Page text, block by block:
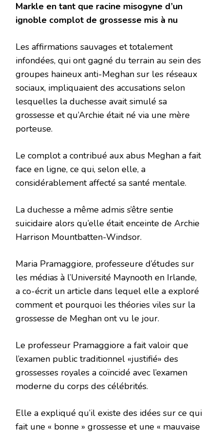
Markle en tant que racine misogyne d’un
ignoble complot de grossesse mis à nu
Les affirmations sauvages et totalement
infondées, qui ont gagné du terrain au sein des
groupes haineux anti-Meghan sur les réseaux
sociaux, impliquaient des accusations selon
lesquelles la duchesse avait simulé sa
grossesse et qu’Archie était né via une mère
porteuse.
Le complot a contribué aux abus Meghan a fait
face en ligne, ce qui, selon elle, a
considérablement affecté sa santé mentale.
La duchesse a même admis s’être sentie
suicidaire alors qu’elle était enceinte de Archie
Harrison Mountbatten-Windsor.
Maria Pramaggiore, professeure d’études sur
les médias à l’Université Maynooth en Irlande,
a co-écrit un article dans lequel elle a exploré
comment et pourquoi les théories viles sur la
grossesse de Meghan ont vu le jour.
Le professeur Pramaggiore a fait valoir que
l’examen public traditionnel «justifié» des
grossesses royales a coïncidé avec l’examen
moderne du corps des célébrités.
Elle a expliqué qu’il existe des idées sur ce qui
fait une « bonne » grossesse et une « mauvaise